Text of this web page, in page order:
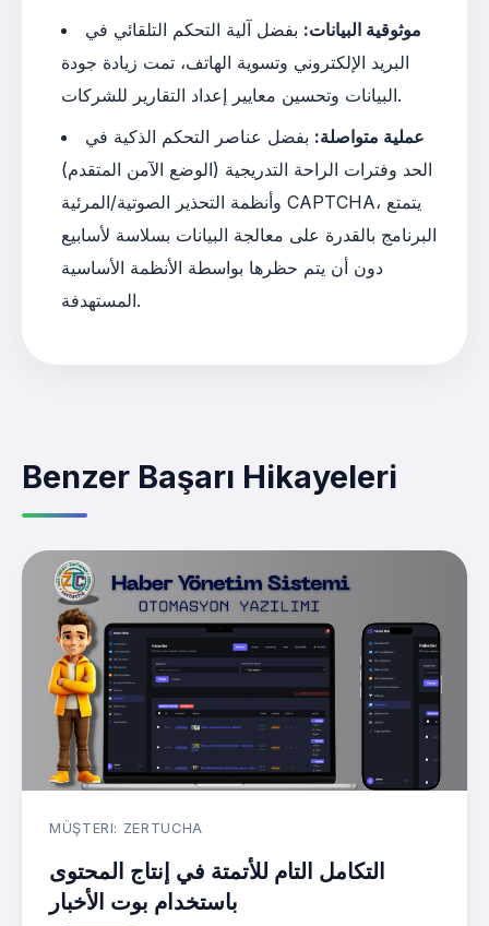
موثوقية البيانات: بفضل آلية التحكم التلقائي في
البريد الإلكتروني وتسوية الهاتف، تمت زيادة جودة
البيانات وتحسين معايير إعداد التقارير للشركات.
عملية متواصلة: بفضل عناصر التحكم الذكية في
الحد وفترات الراحة التدريجية (الوضع الآمن المتقدم)
وأنظمة التحذير الصوتية/المرئية CAPTCHA، يتمتع
البرنامج بالقدرة على معالجة البيانات بسلاسة لأسابيع
دون أن يتم حظرها بواسطة الأنظمة الأساسية
المستهدفة.
Benzer Başarı Hikayeleri
MÜŞTERI: ZERTUCHA
التكامل التام للأتمتة في إنتاج المحتوى
باستخدام بوت الأخبار